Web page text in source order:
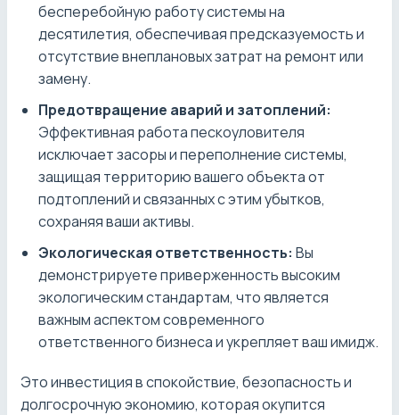
бесперебойную работу системы на
десятилетия, обеспечивая предсказуемость и
отсутствие внеплановых затрат на ремонт или
замену.
Предотвращение аварий и затоплений:
Эффективная работа пескоуловителя
исключает засоры и переполнение системы,
защищая территорию вашего объекта от
подтоплений и связанных с этим убытков,
сохраняя ваши активы.
Экологическая ответственность: Вы
демонстрируете приверженность высоким
экологическим стандартам, что является
важным аспектом современного
ответственного бизнеса и укрепляет ваш имидж.
Это инвестиция в спокойствие, безопасность и
долгосрочную экономию, которая окупится